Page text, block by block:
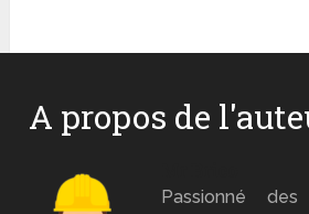
A propos de
Passionné